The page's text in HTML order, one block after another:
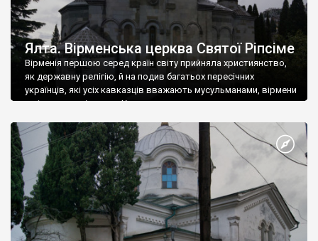
Ялта. Вірменська церква Святої Ріпсіме
Вірменія першою серед країн світу прийняла християнство,
як державну релігію, й на подив багатьох пересічних
українців, які усіх кавказців вважають мусульманами, вірмени
є відданими вірянами Христа